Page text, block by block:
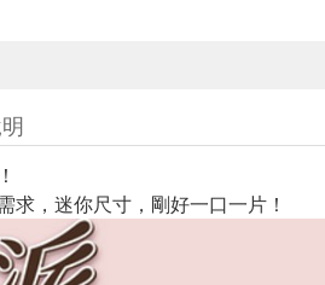
，迷你尺寸，剛好一口一片！